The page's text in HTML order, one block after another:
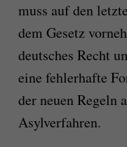
muss auf den
dem Gesetz
deutsches Recht
eine fehlerhafte
der neuen Regeln
Asylverfahren.